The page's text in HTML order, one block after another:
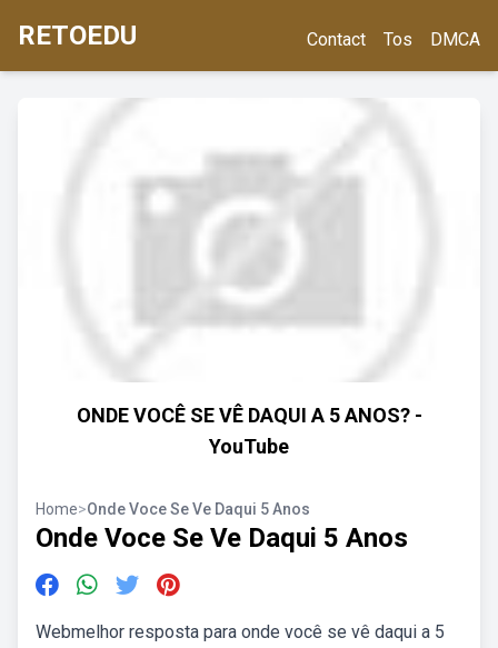
RETOEDU Contact Tos DMCA
ONDE VOCÊ SE VÊ DAQUI A 5 ANOS? -
YouTube
Home>Onde Voce Se Ve Daqui 5 Anos
Onde Voce Se Ve Daqui 5 Anos
Webmelhor resposta para onde você se vê daqui a 5